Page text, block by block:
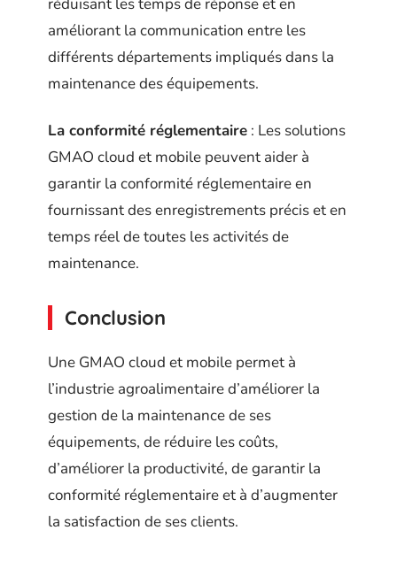
améliorant la communication entre les
différents départements impliqués dans la
maintenance des équipements.
La conformité réglementaire : Les solutions
GMAO cloud et mobile peuvent aider à
garantir la conformité réglementaire en
fournissant des enregistrements précis et en
temps réel de toutes les activités de
maintenance.
Conclusion
Une GMAO cloud et mobile permet à
l’industrie agroalimentaire d’améliorer la
gestion de la maintenance de ses
équipements, de réduire les coûts,
d’améliorer la productivité, de garantir la
conformité réglementaire et à d’augmenter
la satisfaction de ses clients.